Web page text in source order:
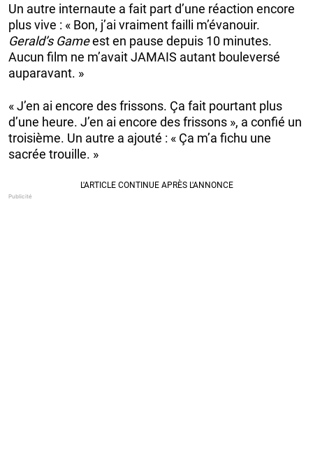
Un autre internaute a fait part d’une réaction encore
plus vive : « Bon, j’ai vraiment failli m’évanouir.
Gerald’s Gameest en pause depuis 10 minutes.
Aucun film ne m’avait JAMAIS autant bouleversé
auparavant. »
« J’en ai encore des frissons. Ça fait pourtant plus
d’une heure. J’en ai encore des frissons », a confié un
troisième. Un autre a ajouté : « Ça m’a fichu une
sacrée trouille. »